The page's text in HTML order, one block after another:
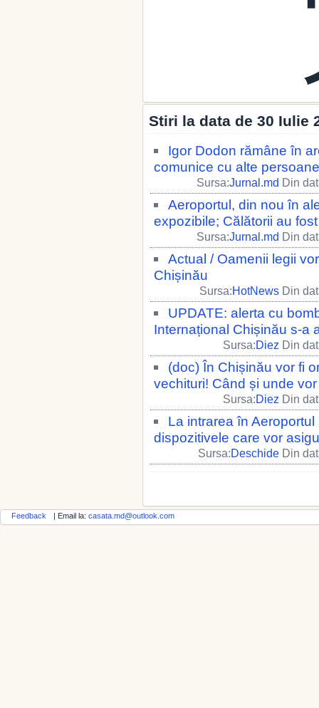
Stiri la data de 30 Iulie
Igor Dodon rămâne în
comunice cu alte
Sursa:Jurnal.md Din
Aeroportul, din nou în
expozibile; Călătorii au
Sursa:Jurnal.md Din
Actual / Oamenii legii
Chișinău
Sursa:HotNews Din
UPDATE: alerta cu
Internațional Chișinău s-a
Sursa:Diez Din
(doc) În Chișinău vor fi
vechituri! Când și unde
Sursa:Diez Din
La intrarea în
dispozitivele care vor
Sursa:Deschide Din
Feedback | Email la: casata.md@outlook.com